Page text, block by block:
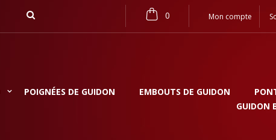
Mon compte
0
POIGNÉES DE GUIDON EMBOUTS DE GUIDON
GUIDON